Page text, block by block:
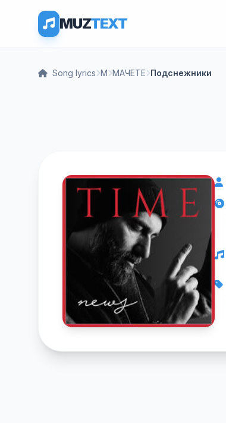
MUZTEXT
Song lyrics М МАЧЕТЕ Подснежники